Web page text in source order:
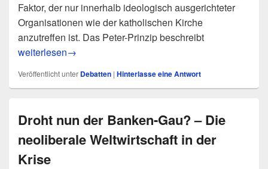
Faktor, der nur innerhalb ideologisch ausgerichteter
Organisationen wie der katholischen Kirche
anzutreffen ist. Das Peter-Prinzip beschreibt
Das Peter-und-Paul-Prinzip – Eine Beobachtung über
weiterlesen→
Veröffentlicht unter Debatten | Hinterlasse eine Antwort
Droht nun der Banken-Gau? – Die
neoliberale Weltwirtschaft in der
Krise